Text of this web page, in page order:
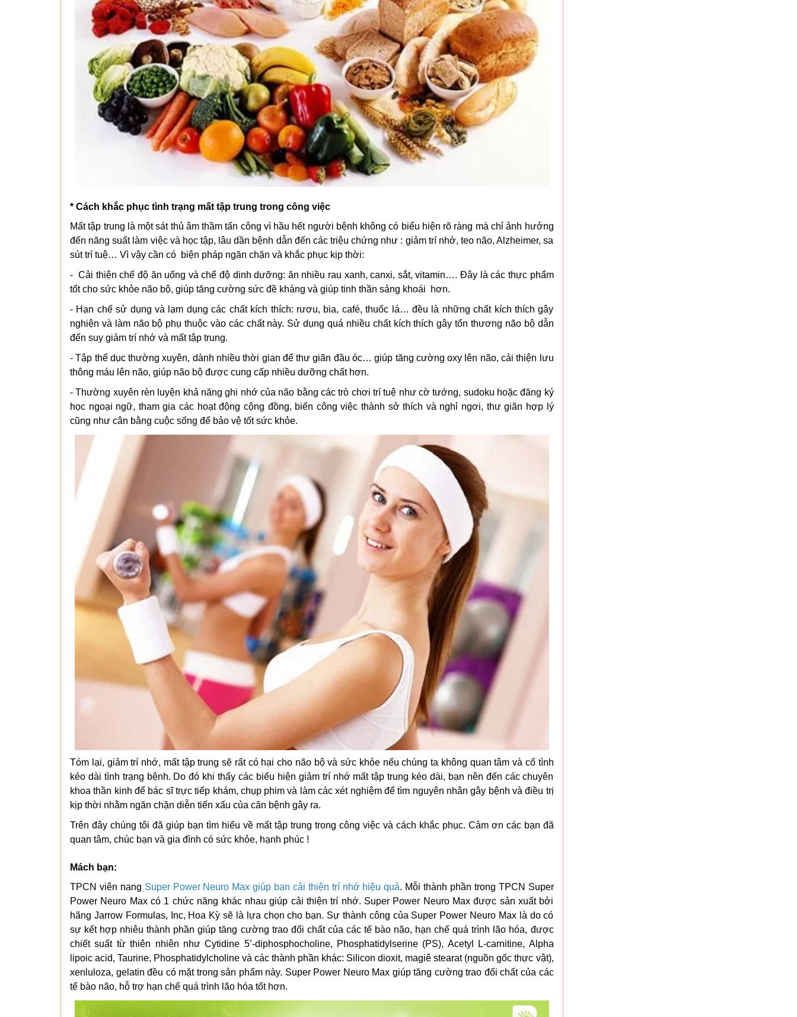
* Cách khắc phục tình trạng mất tập trung trong công việc
Mất tập trung là một sát thủ âm thầm tấn công vì hầu hết người bệnh không có biểu hiện rõ ràng mà chỉ ảnh hưởng
đến năng suất làm việc và học tập, lâu dần bệnh dẫn đến các triệu chứng như : giảm trí nhớ, teo não, Alzheimer, sa
sút trí tuệ… Vì vậy cần có biện pháp ngăn chặn và khắc phục kịp thời:
- Cải thiện chế độ ăn uống và chế độ dinh dưỡng: ăn nhiều rau xanh, canxi, sắt, vitamin…. Đây là các thực phẩm
tốt cho sức khỏe não bộ, giúp tăng cường sức đề kháng và giúp tinh thần sảng khoái hơn.
- Hạn chế sử dụng và lạm dụng các chất kích thích: rươu, bia, café, thuốc lá… đều là những chất kích thích gây
nghiện và làm não bộ phụ thuộc vào các chất này. Sử dụng quá nhiều chất kích thích gây tổn thương não bộ dẫn
đến suy giảm trí nhớ và mất tập trung.
- Tập thể dục thường xuyên, dành nhiều thời gian để thư giãn đầu óc… giúp tăng cường oxy lên não, cải thiện lưu
thông máu lên não, giúp não bộ được cung cấp nhiều dưỡng chất hơn.
- Thường xuyên rèn luyện khả năng ghi nhớ của não bằng các trò chơi trí tuệ như cờ tướng, sudoku hoặc đăng ký
học ngoại ngữ, tham gia các hoạt động cộng đồng, biến công việc thành sở thích và nghỉ ngơi, thư giãn hợp lý
cũng như cân bằng cuộc sống để bảo vệ tốt sức khỏe.
Tóm lại, giảm trí nhớ, mất tập trung sẽ rất có hại cho não bộ và sức khỏe nếu chúng ta không quan tâm và cố tình
kéo dài tình trạng bệnh. Do đó khi thấy các biểu hiện giảm trí nhớ mất tập trung kéo dài, bạn nên đến các chuyên
khoa thần kinh để bác sĩ trực tiếp khám, chụp phim và làm các xét nghiệm để tìm nguyên nhân gây bệnh và điều trị
kịp thời nhằm ngăn chặn diễn tiến xấu của căn bệnh gây ra.
Trên đây chúng tôi đã giúp bạn tìm hiểu về mất tập trung trong công việc và cách khắc phục. Cảm ơn các bạn đã
quan tâm, chúc bạn và gia đình có sức khỏe, hạnh phúc !
Mách bạn:
TPCN viên nang Super Power Neuro Max giúp bạn cải thiện trí nhớ hiệu quả. Mỗi thành phần trong TPCN Super
Power Neuro Max có 1 chức năng khác nhau giúp cải thiện trí nhớ. Super Power Neuro Max được sản xuất bởi
hãng Jarrow Formulas, Inc, Hoa Kỳ sẽ là lựa chọn cho bạn. Sự thành công của Super Power Neuro Max là do có
sự kết hợp nhiêu thành phần giúp tăng cường trao đổi chất của các tế bào não, hạn chế quá trình lão hóa, được
chiết suất từ thiên nhiên như Cytidine 5’-diphosphocholine, Phosphatidylserine (PS), Acetyl L-carnitine, Alpha
lipoic acid, Taurine, Phosphatidylcholine và các thành phần khác: Silicon dioxit, magiê stearat (nguồn gốc thực vật),
xenluloza, gelatin đều có mặt trong sản phẩm này. Super Power Neuro Max giúp tăng cường trao đổi chất của các
tế bào não, hỗ trợ hạn chế quá trình lão hóa tốt hơn.